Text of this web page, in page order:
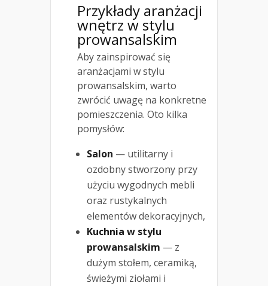
Przykłady aranżacji
wnętrz w stylu
prowansalskim
Aby zainspirować się
aranżacjami w stylu
prowansalskim, warto
zwrócić uwagę na konkretne
pomieszczenia. Oto kilka
pomysłów:
Salon — utilitarny i
ozdobny stworzony przy
użyciu wygodnych mebli
oraz rustykalnych
elementów dekoracyjnych,
Kuchnia w stylu
prowansalskim — z
dużym stołem, ceramiką,
świeżymi ziołami i